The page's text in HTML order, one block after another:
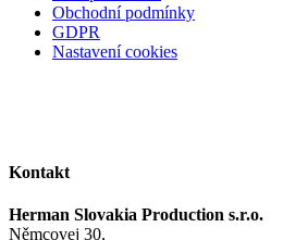
Obchodní podmínky
GDPR
Nastavení cookies
Kontakt
Herman Slovakia Production s.r.o.
Němcovej 30,